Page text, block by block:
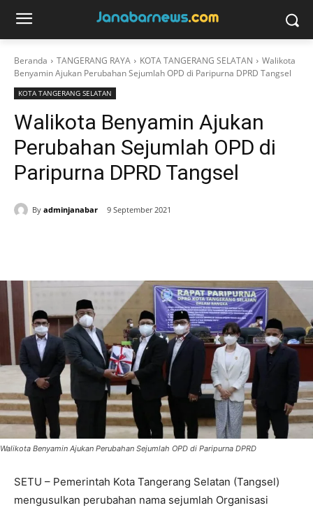
Beranda TANGERANG RAYA KOTA TANGERANG SELATAN
Walikota
Benyamin Ajukan Perubahan Sejumlah OPD di Paripurna DPRD Tangsel
KOTA TANGERANG SELATAN
Walikota Benyamin Ajukan
Perubahan Sejumlah OPD di
Paripurna DPRD Tangsel
By adminjanabar 9 September 2021
Walikota Benyamin Ajukan Perubahan Sejumlah OPD di Paripurna DPRD
SETU – Pemerintah Kota Tangerang Selatan (Tangsel)
mengusulkan perubahan nama sejumlah Organisasi